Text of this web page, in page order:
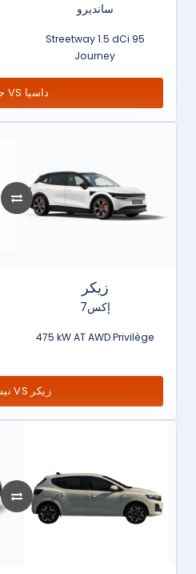
سانديرو
Streetway 1.5 dCi 95
Journey
جيب VS داسيا
زيكر
7إكس
475 kW AT AWD Privilège
نيسان VS زيكر